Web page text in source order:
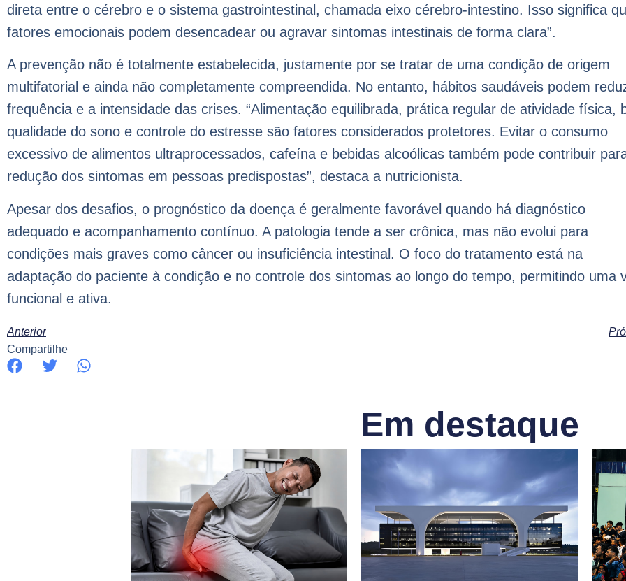
direta entre o cérebro e o sistema gastrointestinal, chamada eixo cérebro-intestino. Isso significa
fatores emocionais podem desencadear ou agravar sintomas intestinais de forma clara”.
A prevenção não é totalmente estabelecida, justamente por se tratar de uma condição de origem
multifatorial e ainda não completamente compreendida. No entanto, hábitos saudáveis podem
frequência e a intensidade das crises. “Alimentação equilibrada, prática regular de atividade física,
qualidade do sono e controle do estresse são fatores considerados protetores. Evitar o consumo
excessivo de alimentos ultraprocessados, cafeína e bebidas alcoólicas também pode contribuir
redução dos sintomas em pessoas predispostas”, destaca a nutricionista.
Apesar dos desafios, o prognóstico da doença é geralmente favorável quando há diagnóstico
adequado e acompanhamento contínuo. A patologia tende a ser crônica, mas não evolui para
condições mais graves como câncer ou insuficiência intestinal. O foco do tratamento está na
adaptação do paciente à condição e no controle dos sintomas ao longo do tempo, permitindo uma
funcional e ativa.
Anterior
Compartilhe
Em destaque